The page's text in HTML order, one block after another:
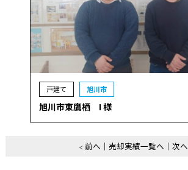
戸建て 旭川市
旭川市東鷹栖 I 様
前へ 売却実績一覧へ 次へ